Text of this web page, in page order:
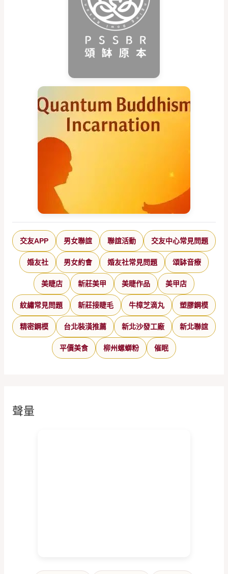
交友APP 男女聯誼 聯誼活動 交友中心常見問題
婚友社 男女約會 婚友社常見問題 頌缽音療
美睫店 新莊美甲 美睫作品 美甲店
紋繡常見問題 新莊接睫毛 牛樟芝滴丸 塑膠鋼模
精密鋼模 台北裝潢推薦 新北沙發工廠 新北聯誼
平價美食 柳州螺螄粉 催眠
聲量